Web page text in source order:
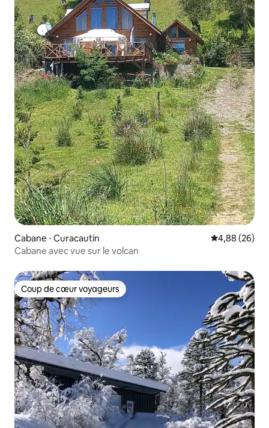
Cabane ⋅ Curacautín Évaluation
4,88 (26)
Cabane avec vue sur le volcan
Coup de cœur voyageurs
Coup de cœur voyageurs